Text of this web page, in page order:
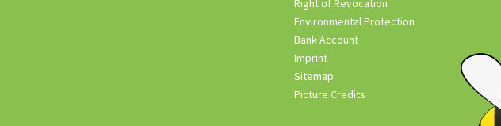
Right of Revocation
Environmental Protection
Bank Account
Imprint
Sitemap
Picture Credits